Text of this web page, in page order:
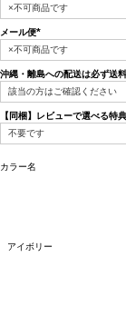
(必
メール便
(必
須)
沖縄・離島への配送は必ず送
【同梱】レビューで選べる特典
カラー名
アイボリー